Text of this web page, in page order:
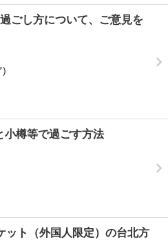
ごし方について、ご意見を
)
小樽等で過ごす方法
ト（外国人限定）の台北方